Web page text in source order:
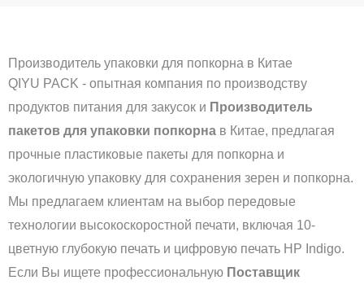
Производитель упаковки для попкорна в Китае
QIYU PACK - опытная компания по производству
продуктов питания для закусок и Производитель
пакетов для упаковки попкорна в Китае, предлагая
прочные пластиковые пакеты для попкорна и
экологичную упаковку для сохранения зерен и попкорна.
Мы предлагаем клиентам на выбор передовые
технологии высокоскоростной печати, включая 10-
цветную глубокую печать и цифровую печать HP Indigo.
Если Вы ищете профессиональную Поставщик